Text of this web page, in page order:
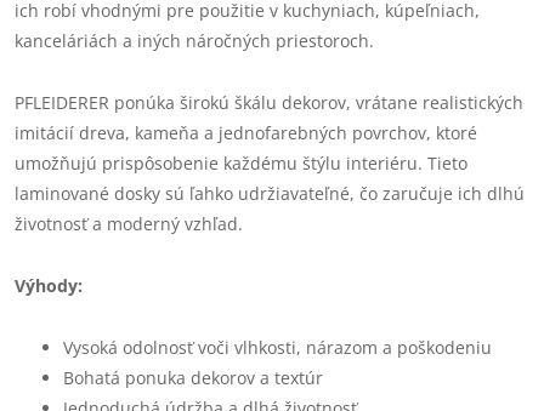
ich robí vhodnými pre použitie v kuchyniach, kúpeľniach,
kanceláriách a iných náročných priestoroch.
PFLEIDERER ponúka širokú škálu dekorov, vrátane realistických
imitácií dreva, kameňa a jednofarebných povrchov, ktoré
umožňujú prispôsobenie každému štýlu interiéru. Tieto
laminované dosky sú ľahko udržiavateľné, čo zaručuje ich dlhú
životnosť a moderný vzhľad.
Výhody:
Vysoká odolnosť voči vlhkosti, nárazom a poškodeniu
Bohatá ponuka dekorov a textúr